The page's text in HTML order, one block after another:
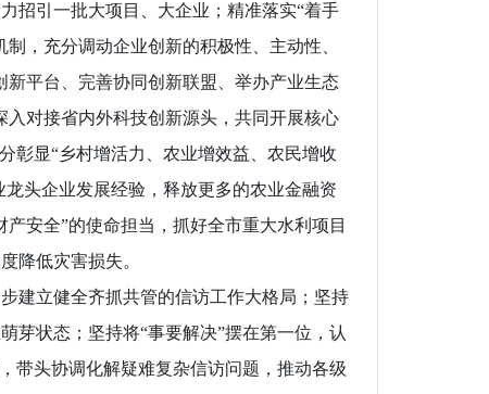
招引一批大项目、大企业；精准落实“着手
，充分调动企业创新的积极性、主动性、
平台、完善协同创新联盟、举办产业生态
对接省内外科技创新源头，共同开展核心
彰显“乡村增活力、农业增效益、农民增收
头企业发展经验，释放更多的农业金融资
安全”的使命担当，抓好全市重大水利项目
降低灾害损失。
建立健全齐抓共管的信访工作大格局；坚持
芽状态；坚持将“事要解决”摆在第一位，认
带头协调化解疑难复杂信访问题，推动各级